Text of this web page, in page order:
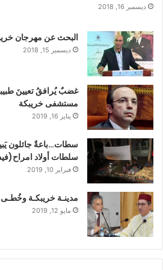
ديسمبر 16, 2018
البحث عن مهرجان
ديسمبر 15, 2018
غضبٌ يُرافقُ تعيينَ
مستشفى خريبكة
يناير 16, 2019
سطات…باعةٌ جائلون
سلطات أولاد
فبراير 10, 2019
مدينـة خريبكـة وخُطـى
مايو 12, 2019